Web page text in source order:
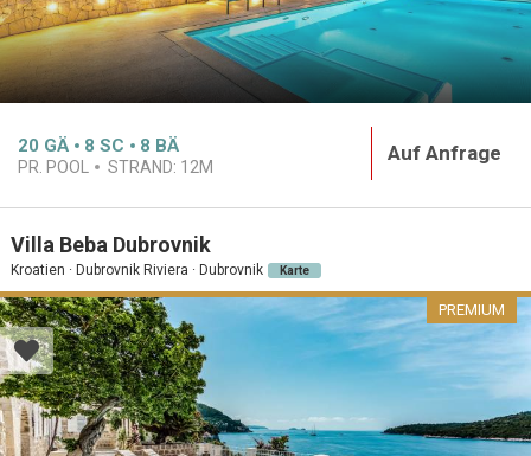
20 GÄ 8 SC 8 BÄ
PR. POOL STRAND: 12M
Auf Anfrage
Villa Beba Dubrovnik
Kroatien · Dubrovnik Riviera · Dubrovnik Karte
PREMIUM